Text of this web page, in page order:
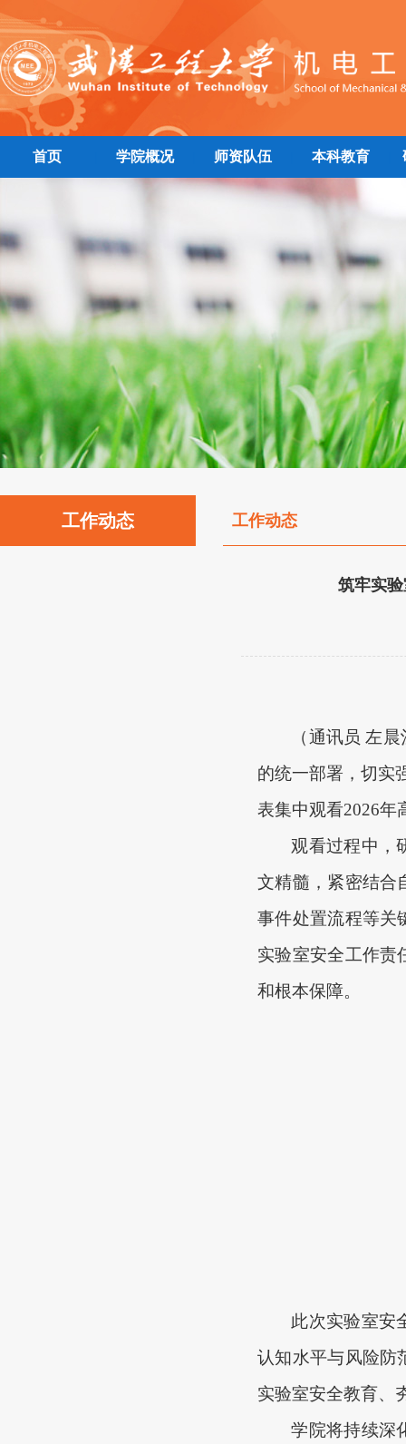
首页 学院概况 师资队伍 本科教育
工作动态 工作动态
筑牢实
（通讯员 左晨
的统一部署，切实
表集中观看2026年
观看过程中，
文精髓，紧密结合
事件处置流程等关
实验室安全工作责
和根本保障。
此次实验室安
认知水平与风险防
实验室安全教育、
学院将持续深